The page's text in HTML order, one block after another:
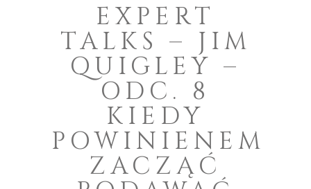
EXPERT
TALKS – JIM
QUIGLEY –
ODC. 8
KIEDY
POWINIENEM
ZACZĄĆ